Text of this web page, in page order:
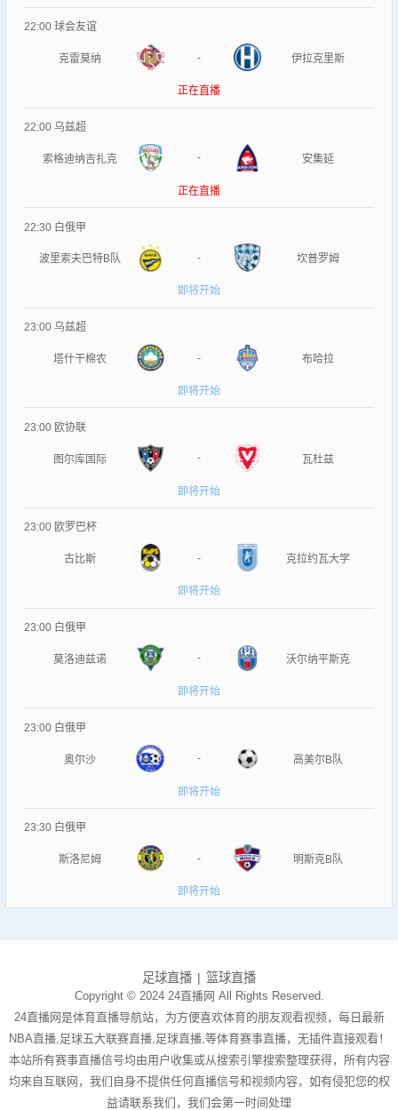
22:00 球会友谊
克雷莫纳 - 伊拉克里斯
正在直播
22:00 乌兹超
索格迪纳吉扎克 - 安集延
正在直播
22:30 白俄甲
波里索夫巴特B队 - 坎普罗姆
即将开始
23:00 乌兹超
塔什干棉农 - 布哈拉
即将开始
23:00 欧协联
图尔库国际 - 瓦杜兹
即将开始
23:00 欧罗巴杯
古比斯 - 克拉约瓦大学
即将开始
23:00 白俄甲
莫洛迪兹诺 - 沃尔纳平斯克
即将开始
23:00 白俄甲
奥尔沙 - 高美尔B队
即将开始
23:30 白俄甲
斯洛尼姆 - 明斯克B队
即将开始
足球直播 篮球直播
Copyright © 2024 24直播网 All Rights Reserved.
24直播网是体育直播导航站，为方便喜欢体育的朋友观看视频，每日最新
NBA直播,足球五大联赛直播,足球直播,等体育赛事直播，无插件直接观看！
本站所有赛事直播信号均由用户收集或从搜索引擎搜索整理获得，所有内容
均来自互联网，我们自身不提供任何直播信号和视频内容，如有侵犯您的权
益请联系我们，我们会第一时间处理